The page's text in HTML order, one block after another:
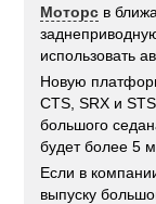
Моторс в
использовать
Новую
CTS, SRX и
большого
будет более 5
Если в
выпуску